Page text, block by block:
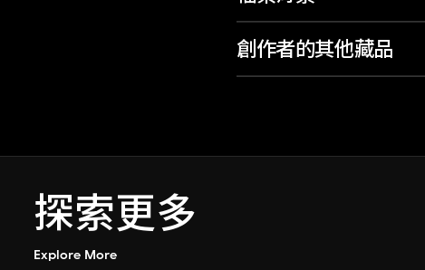
創作者的其他藏品
探索更多
Explore More